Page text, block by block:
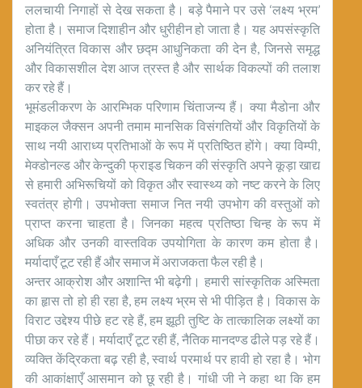
ललचायी निगाहों से देख सकता है। बड़े पैमाने पर उसे ‘लक्ष्य भ्रम’
होता है। समाज दिशाहीन और धुरीहीन हो जाता है। यह अपसंस्कृति
अनियंत्रित विकास और छद्म आधुनिकता की देन है, जिनसे समृद्ध
और विकासशील देश आज त्रस्त है और सार्थक विकल्पों की तलाश
कर रहे हैं।
भूमंडलीकरण के आरम्भिक परिणाम चिंताजन्य हैं। क्या मैडोना और
माइकल जैक्सन अपनी तमाम मानसिक विसंगतियों और विकृतियों के
साथ नयी आराध्य प्रतिभाओं के रूप में प्रतिष्ठित होंगे। क्या विम्पी,
मेक्डोनल्ड और केन्दुकी फ्राइड चिकन की संस्कृति अपने कूड़ा खाद्य
से हमारी अभिरूचियों को विकृत और स्वास्थ्य को नष्ट करने के लिए
स्वतंत्र होगी। उपभोक्ता समाज नित नयी उपभोग की वस्तुओं को
प्राप्त करना चाहता है। जिनका महत्व प्रतिष्ठा चिन्ह के रूप में
अधिक और उनकी वास्तविक उपयोगिता के कारण कम होता है।
मर्यादाएँ टूट रही हैं और समाज में अराजकता फैल रही है।
अन्तर आक्रोश और अशान्ति भी बढ़ेगी। हमारी सांस्कृतिक अस्मिता
का हृास तो हो ही रहा है, हम लक्ष्य भ्रम से भी पीड़ित है। विकास के
विराट उद्देश्य पीछे हट रहे हैं, हम झूठी तुष्टि के तात्कालिक लक्ष्यों का
पीछा कर रहे हैं। मर्यादाएँ टूट रही हैं, नैतिक मानदण्ड ढीले पड़ रहे हैं।
व्यक्ति केंद्रिकता बढ़ रही है, स्वार्थ परमार्थ पर हावी हो रहा है। भोग
की आकांक्षाएँ आसमान को छू रही है। गांधी जी ने कहा था कि हम